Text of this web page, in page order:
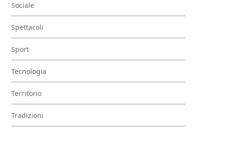
Sociale
Spettacoli
Sport
Tecnologia
Territorio
Tradizioni